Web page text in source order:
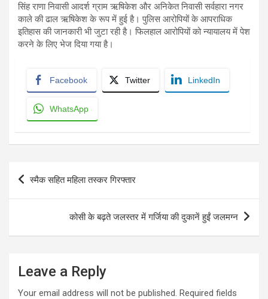
सिंह राणा निवासी आदर्श ग्राम ऋषिकेश और अनिकेत निवासी सर्वहारा नगर
काले की ढाल ऋषिकेश के रूप में हुई है। पुलिस आरोपियों के आपराधिक
इतिहास की जानकारी भी जुटा रही है। फिलहाल आरोपियों को न्यायालय में पेश
करने के लिए भेज दिया गया है।
Facebook Twitter LinkedIn
WhatsApp
Post
स्मैक सहित महिला तस्कर गिरफ्तार
कोसी के बढ़ते जलस्तर में गर्जिया की दुकानें हुईं जलमग्न
Leave a Reply
Your email address will not be published. Required fields